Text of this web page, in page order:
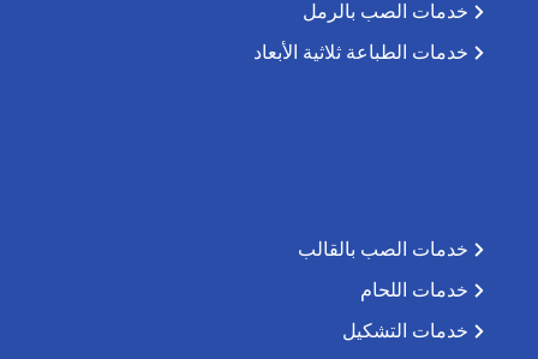
خدمات الصب بالرمل
خدمات الطباعة ثلاثية الأبعاد
خدمات الصب بالقالب
خدمات اللحام
خدمات التشكيل